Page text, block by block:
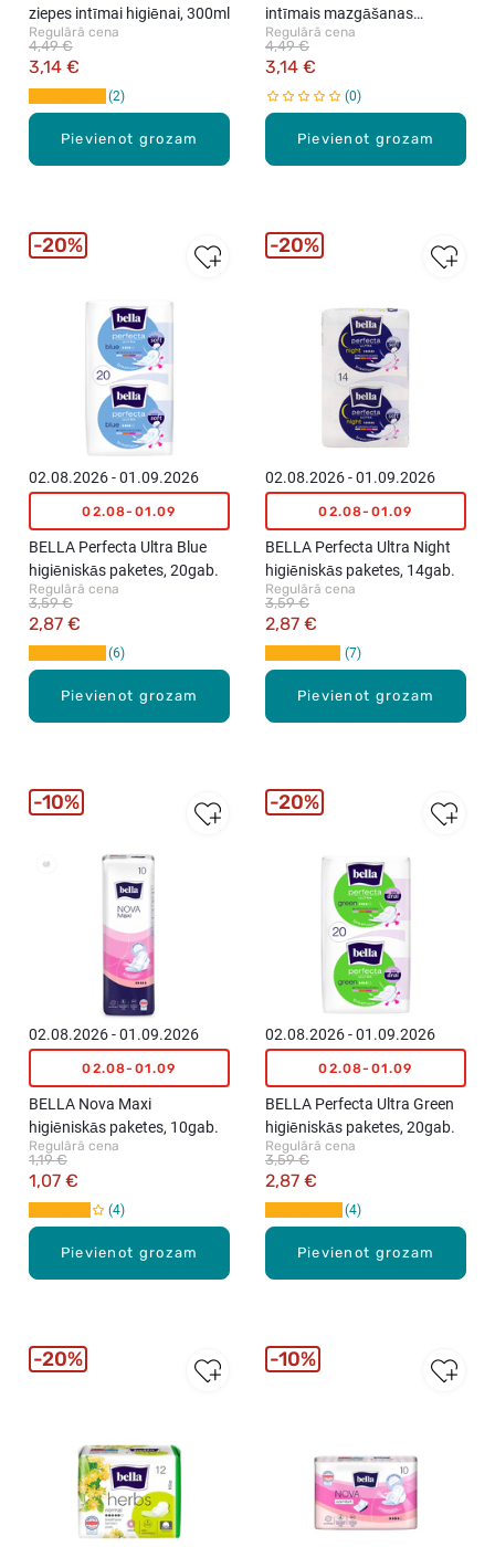
Pievienot grozam
ziepes intīmai higiēnai, 300ml
Regulārā cena
3,14 €
4,49 €
2
Pievienot grozam
intīmais mazgāšanas
līdzeklis, 300ml
Regulārā cena
3,14 €
4,49 €
0
Pievienot grozam
02.08.2026 - 01.09.2026
02.08-01.09
BELLA Perfecta Ultra Blue
higiēniskās paketes, 20gab.
Regulārā cena
2,87 €
3,59 €
6
20%
Pievienot grozam
02.08.2026 - 01.09.2026
02.08-01.09
BELLA Perfecta Ultra Night
higiēniskās paketes, 14gab.
Regulārā cena
2,87 €
3,59 €
7
20%
Pievienot grozam
02.08.2026 - 01.09.2026
02.08-01.09
BELLA Nova Maxi
higiēniskās paketes, 10gab.
Regulārā cena
1,07 €
1,19 €
4
10%
Pievienot grozam
02.08.2026 - 01.09.2026
02.08-01.09
BELLA Perfecta Ultra Green
higiēniskās paketes, 20gab.
Regulārā cena
2,87 €
3,59 €
4
20%
20% 10%